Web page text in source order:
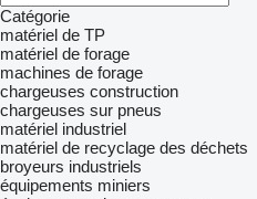
Catégorie
matériel de TP
matériel de forage
machines de forage
chargeuses construction
chargeuses sur pneus
matériel industriel
matériel de recyclage des déchets
broyeurs industriels
équipements miniers